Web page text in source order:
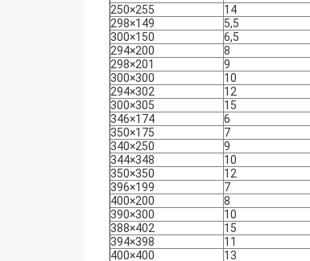
250×255
14
298×149
5,5
300×150
6,5
294×200
8
298×201
9
300×300
10
294×302
12
300×305
15
346×174
6
350×175
7
340×250
9
344×348
10
350×350
12
396×199
7
400×200
8
390×300
10
388×402
15
394×398
11
400×400
13